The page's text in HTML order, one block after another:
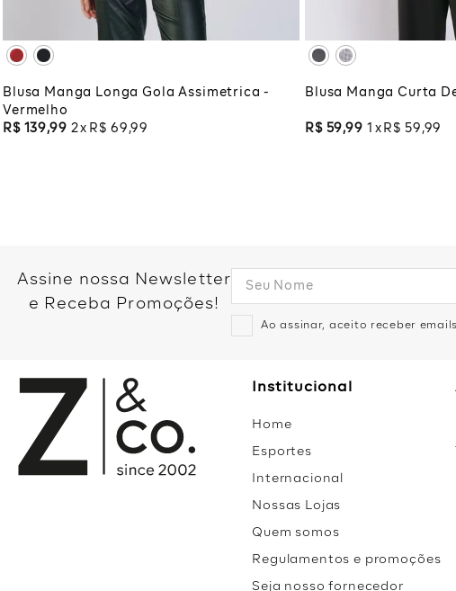
ADICIONAR À SACOLA
Blusa Manga Longa Gola Assimetrica -
Vermelho
R$ 139,99 2 R$ 69 ,99
Blusa Manga Curta
R$ 59,99 1 R$ 59 ,99
Assine nossa Newsletter
e Receba Promoções!
Ao assinar, aceito receber
Institucional
Home
Esportes
Internacional
Nossas Lojas
Quem somos
Regulamentos e promoções
Seja nosso fornecedor